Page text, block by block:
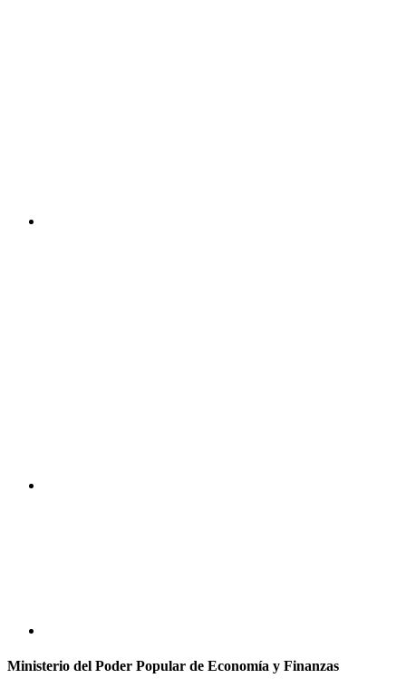
Ministerio del Poder Popular de Economía y Finanzas